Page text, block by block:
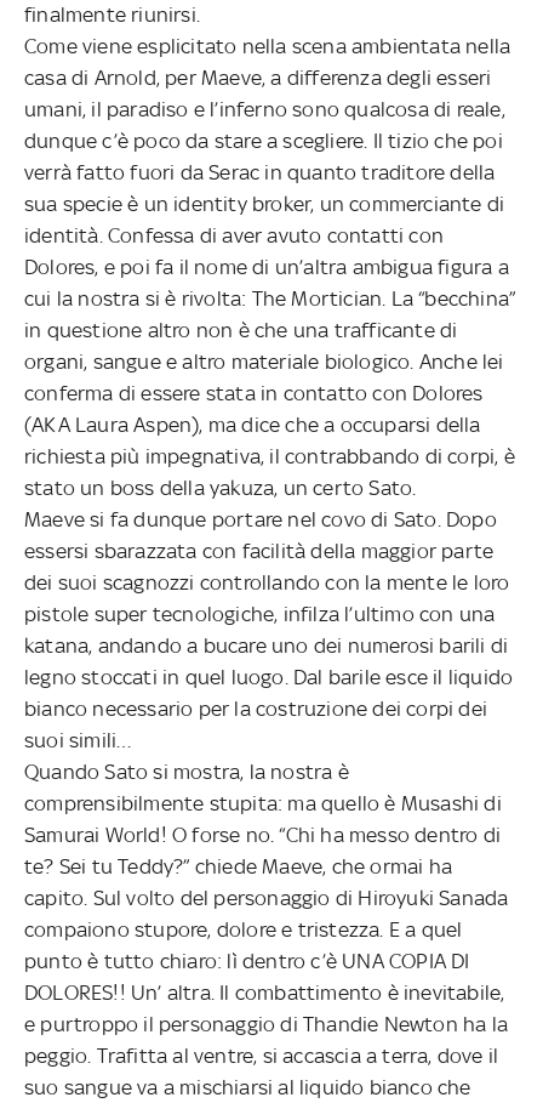
finalmente riunirsi.
Come viene esplicitato nella scena ambientata nella
casa di Arnold, per Maeve, a differenza degli esseri
umani, il paradiso e l’inferno sono qualcosa di reale,
dunque c’è poco da stare a scegliere. Il tizio che poi
verrà fatto fuori da Serac in quanto traditore della
sua specie è un identity broker, un commerciante di
identità. Confessa di aver avuto contatti con
Dolores, e poi fa il nome di un’altra ambigua figura a
cui la nostra si è rivolta: The Mortician. La “becchina”
in questione altro non è che una trafficante di
organi, sangue e altro materiale biologico. Anche lei
conferma di essere stata in contatto con Dolores
(AKA Laura Aspen), ma dice che a occuparsi della
richiesta più impegnativa, il contrabbando di corpi, è
stato un boss della yakuza, un certo Sato.
Maeve si fa dunque portare nel covo di Sato. Dopo
essersi sbarazzata con facilità della maggior parte
dei suoi scagnozzi controllando con la mente le loro
pistole super tecnologiche, infilza l’ultimo con una
katana, andando a bucare uno dei numerosi barili di
legno stoccati in quel luogo. Dal barile esce il liquido
bianco necessario per la costruzione dei corpi dei
suoi simili…
Quando Sato si mostra, la nostra è
comprensibilmente stupita: ma quello è Musashi di
Samurai World! O forse no. “Chi ha messo dentro di
te? Sei tu Teddy?” chiede Maeve, che ormai ha
capito. Sul volto del personaggio di Hiroyuki Sanada
compaiono stupore, dolore e tristezza. E a quel
punto è tutto chiaro: lì dentro c’è UNA COPIA DI
DOLORES!! Un’ altra. Il combattimento è inevitabile,
e purtroppo il personaggio di Thandie Newton ha la
peggio. Trafitta al ventre, si accascia a terra, dove il
suo sangue va a mischiarsi al liquido bianco che